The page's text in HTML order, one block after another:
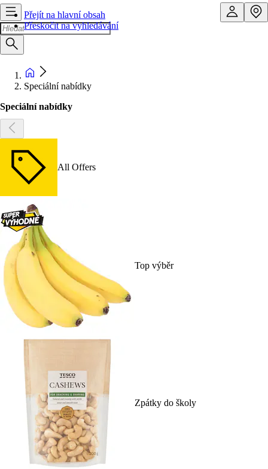
Přejít na hlavní obsah
Přeskočit na vyhledávání
Speciální nabídky
Speciální nabídky
All Offers
Top výběr
Zpátky do školy